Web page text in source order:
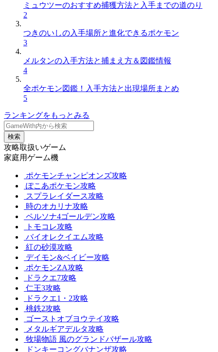
ミュウツーのおすすめ捕獲方法と入手までの道のり
2
つきのいしの入手場所と進化できるポケモン
3
メルタンの入手方法と捕まえ方＆図鑑情報
4
全ポケモン図鑑！入手方法と出現場所まとめ
5
ランキングをもっとみる
検索
攻略取扱いゲーム
家庭用ゲーム機
ポケモンチャンピオンズ攻略
ぽこあポケモン攻略
スプラレイダース攻略
時のオカリナ攻略
ペルソナ4ゴールデン攻略
トモコレ攻略
バイオレクイエム攻略
紅の砂漠攻略
デイモン&ベイビー攻略
ポケモンZA攻略
ドラクエ7攻略
仁王3攻略
ドラクエ1・2攻略
桃鉄2攻略
ゴーストオブヨウテイ攻略
メタルギアデルタ攻略
牧場物語 風のグランドバザール攻略
ドンキーコングバナンザ攻略